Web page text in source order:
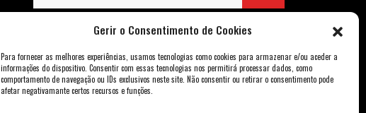
Gerir o Consentimento de Cookies
Para fornecer as melhores experiências, usamos tecnologias como cookies para armazenar e/ou aceder a
informações do dispositivo. Consentir com essas tecnologias nos permitirá processar dados, como
comportamento de navegação ou IDs exclusivos neste site. Não consentir ou retirar o consentimento pode
afetar negativamante certos recursos e funções.